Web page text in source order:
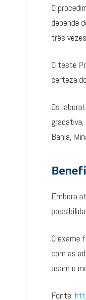
O
depende
três
O teste
certeza
Os
Bahia,
Embora
O exame
com as
usam o
Fonte: